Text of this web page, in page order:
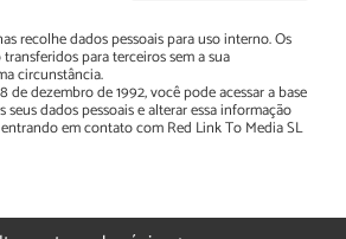
recolhe dados pessoais para uso interno. Os
para terceiros sem a sua
circunstância.
de dezembro de 1992, você pode acessar a base
dados pessoais e alterar essa informação
em contato com Red Link To Media SL